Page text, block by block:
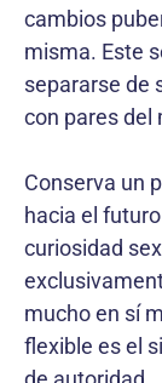
cambios
misma. Este
separarse de
con pares del
Conserva un
hacia el
curiosidad
mucho en sí
flexible es el